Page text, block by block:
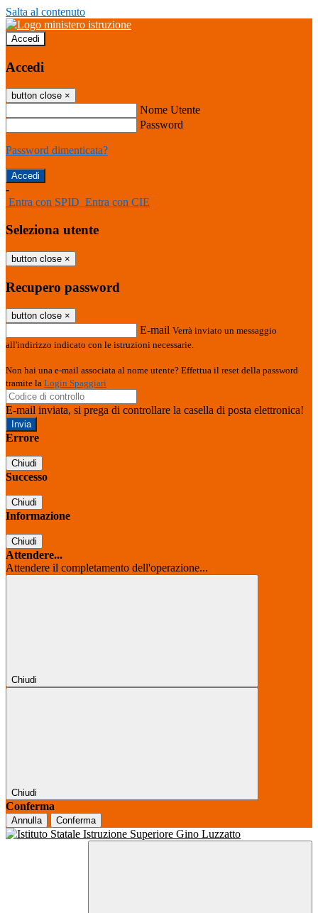
Salta al contenuto
Accedi
Accedi
button close ×
Nome Utente
Password
Password dimenticata?
-
Entra con SPID Entra con CIE
Seleziona utente
button close ×
Recupero password
button close ×
E-mail Verrà inviato un messaggio
all'indirizzo indicato con le istruzioni necessarie.
Non hai una e-mail associata al nome utente? Effettua il reset della password
tramite la Login Spaggiari
E-mail inviata, si prega di controllare la casella di posta elettronica!
Errore
Chiudi
Successo
Chiudi
Informazione
Chiudi
Attendere...
Attendere il completamento dell'operazione...
Chiudi
Chiudi
Conferma
Annulla Conferma